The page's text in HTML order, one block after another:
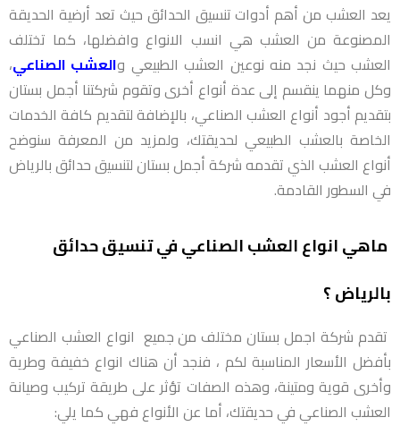
يعد العشب من أهم أدوات تنسيق الحدائق حيث تعد أرضية الحديقة
المصنوعة من العشب هي انسب الانواع وافضلها، كما تختلف
العشب حيث نجد منه نوعين العشب الطبيعي والعشب الصناعي،
وكل منهما ينقسم إلى عدة أنواع أخرى وتقوم شركتنا أجمل بستان
بتقديم أجود أنواع العشب الصناعي، بالإضافة لتقديم كافة الخدمات
الخاصة بالعشب الطبيعي لحديقتك، ولمزيد من المعرفة سنوضح
أنواع العشب الذي تقدمه شركة أجمل بستان لتنسيق حدائق بالرياض
في السطور القادمة.
ماهي انواع العشب الصناعي في تنسيق حدائق
بالرياض ؟
تقدم شركة اجمل بستان مختلف من جميع انواع العشب الصناعي
بأفضل الأسعار المناسبة لكم ، فنجد أن هناك انواع خفيفة وطرية
وأخرى قوية ومتينة، وهذه الصفات تؤثر على طريقة تركيب وصيانة
العشب الصناعي في حديقتك، أما عن الأنواع فهي كما يلي: